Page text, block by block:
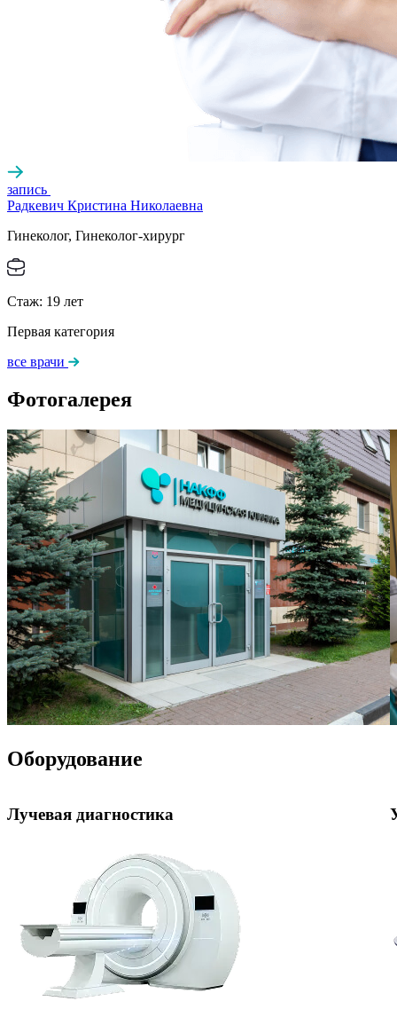
запись
Радкевич Кристина Николаевна
Гинеколог, Гинеколог-хирург
Стаж: 19 лет
Первая категория
все врачи
Фотогалерея
Оборудование
Лучевая диагностика